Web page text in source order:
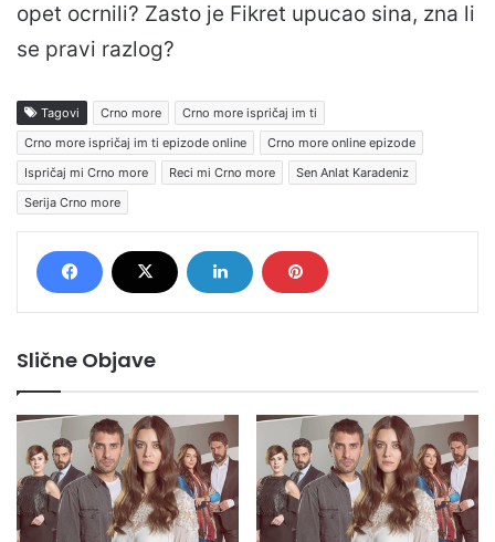
opet ocrnili? Zasto je Fikret upucao sina, zna li
se pravi razlog?
Tagovi Crno more
Crno more ispričaj im ti
Crno more ispričaj im ti epizode online
Crno more online epizode
Ispričaj mi Crno more
Reci mi Crno more
Sen Anlat Karadeniz
Serija Crno more
Slične Objave